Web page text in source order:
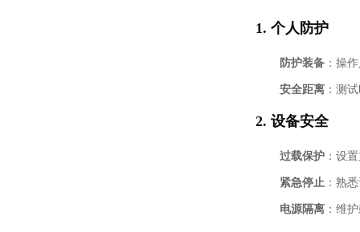
1. 个人防护
防护装备 ：操
安全距离 ：测
2. 设备安全
过载保护 ：设
紧急停止 ：熟
电源隔离 ：维